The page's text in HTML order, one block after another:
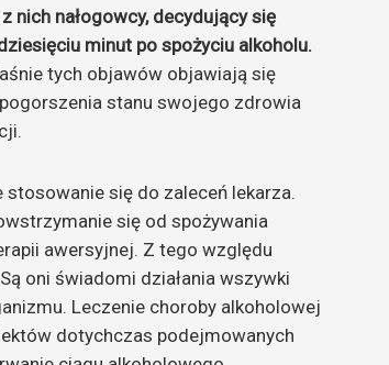
nich nałogowcy, decydujący się
minut po spożyciu alkoholu.
tych objawów objawiają się
stanu swojego zdrowia
stosowanie się do zaleceń lekarza.
się od spożywania
awersyjnej. Z tego względu
oni świadomi działania wszywki
Leczenie choroby alkoholowej
dotychczas podejmowanych